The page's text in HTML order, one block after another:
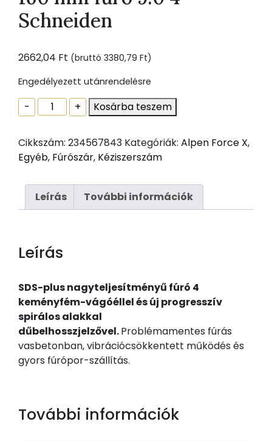
Schneiden
2662,04 Ft (bruttó 3380,79 Ft)
Engedélyezett utánrendelésre
-
ALPEN
HM-
SDS-
Plus
X
hossz
fúró
Schneiden
mennyiség
+ Kosárba teszem
Cikkszám: 234567843 Kategóriák: Alpen Force X,
Egyéb, Fúrószár, Kéziszerszám
Leírás További információk
Leírás
SDS-plus nagyteljesítményű fúró 4
keményfém-vágóéllel és új progresszív
spirálos alakkal
dűbelhosszjelzővel.Problémamentes fúrás
vasbetonban, vibrációcsökkentett működés és
gyors fúrópor-szállítás.
További információk